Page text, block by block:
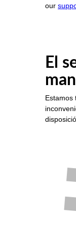
our
El
Estamos